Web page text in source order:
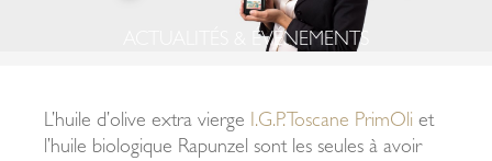
ACTUALITÉS & ÉVÉNEMENTS
L’huile d’olive extra vierge I.G.P. Toscane PrimOli et
l’huile biologique Rapunzel sont les seules à avoir